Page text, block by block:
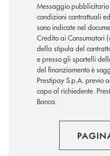
Messaggio
condizioni contrattuali
sono indicate nel
Credito ai Consumatori
della stipula del
e presso gli sportelli
del finanziamento è
Prestipay S.p.A. previo
capo al richiedente.
Banca.